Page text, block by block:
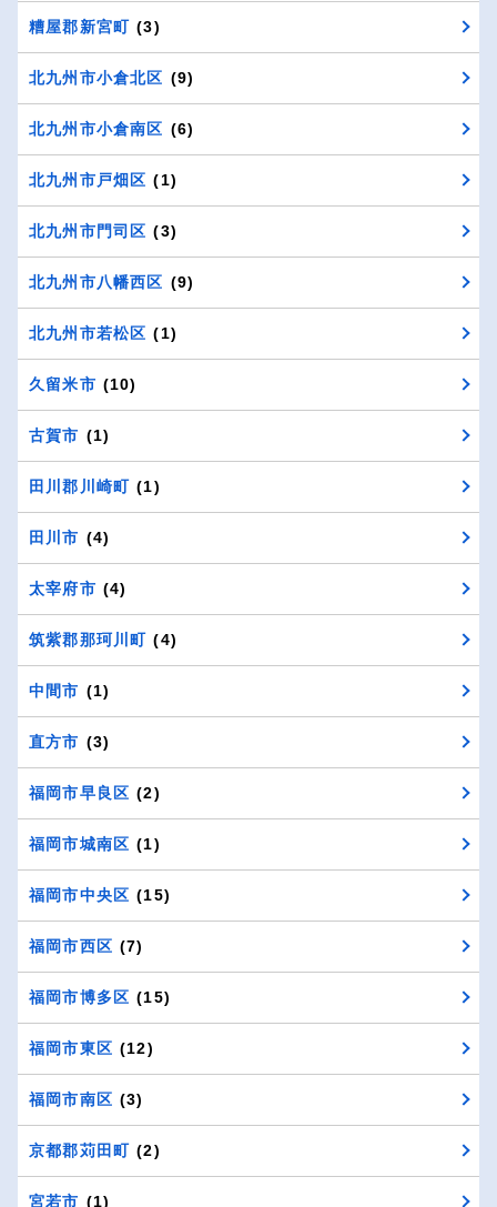
糟屋郡新宮町 (3)
北九州市小倉北区 (9)
北九州市小倉南区 (6)
北九州市戸畑区 (1)
北九州市門司区 (3)
北九州市八幡西区 (9)
北九州市若松区 (1)
久留米市 (10)
古賀市 (1)
田川郡川崎町 (1)
田川市 (4)
太宰府市 (4)
筑紫郡那珂川町 (4)
中間市 (1)
直方市 (3)
福岡市早良区 (2)
福岡市城南区 (1)
福岡市中央区 (15)
福岡市西区 (7)
福岡市博多区 (15)
福岡市東区 (12)
福岡市南区 (3)
京都郡苅田町 (2)
宮若市 (1)